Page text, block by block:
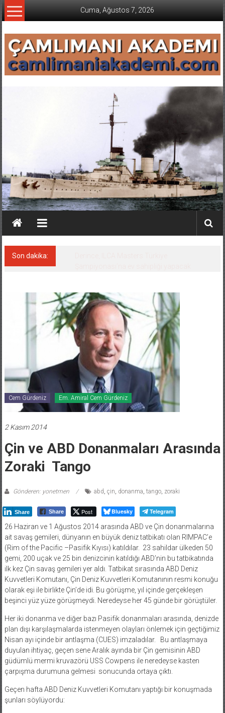
İçeriğe
geç
Cuma, Ağustos 7, 2026
Son dakika:
Cem Gürdeniz Em. Amiral Cem Gürdeniz
2 Kasım 2014
Çin ve ABD Donanmaları Arasında
Zoraki Tango
Gönderen: yonetmen abd, çin, donanma, tango, zoraki
Share Share Post Bluesky Telegram
26 Haziran ve 1 Ağustos 2014 arasında ABD ve Çin donanmalarına
ait savaş gemileri, dünyanın en büyük deniz tatbikatı olan RIMPAC’e
(Rim of the Pacific –Pasifik Kıyısı) katıldılar. 23 sahildar ülkeden 50
gemi, 200 uçak ve 25 bin denizcinin katıldığı ABD’nin bu tatbikatında
ilk kez Çin savaş gemileri yer aldı. Tatbikat sırasında ABD Deniz
Kuvvetleri Komutanı, Çin Deniz Kuvvetleri Komutanının resmi konuğu
olarak eşi ile birlikte Çin’de idi. Bu görüşme, yıl içinde gerçekleşen
beşinci yüz yüze görüşmeydi. Neredeyse her 45 günde bir görüştüler.
Her iki donanma ve diğer bazı Pasifik donanmaları arasında, denizde
plan dışı karşılaşmalarda istenmeyen olayları önlemek için geçtiğimiz
Nisan ayı içinde bir antlaşma (CUES) imzaladılar.
Bu antlaşmaya
duyulan ihtiyaç, geçen sene Aralık ayında bir Çin gemisinin ABD
güdümlü mermi kruvazörü USS Cowpens ile neredeyse kasten
çarpışma durumuna gelmesi sonucunda ortaya çıktı.
Geçen hafta ABD Deniz Kuvvetleri Komutanı yaptığı bir konuşmada
şunları söylüyordu: